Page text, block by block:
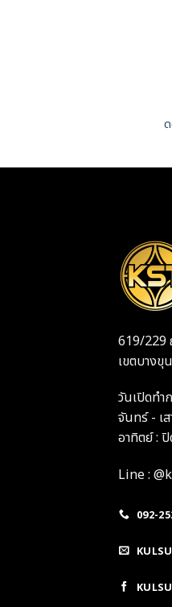
619/229
เขตบาง
วันเปิดทำ
จันทร์ - เ
อาทิตย์ :
Line :
092-